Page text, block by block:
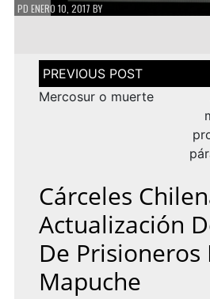
PD ENERO 10, 2017 BY
Navegación
de
entradas
Mercosur o muerte
Cárceles
Actualización
De Prisioneros
Mapuche